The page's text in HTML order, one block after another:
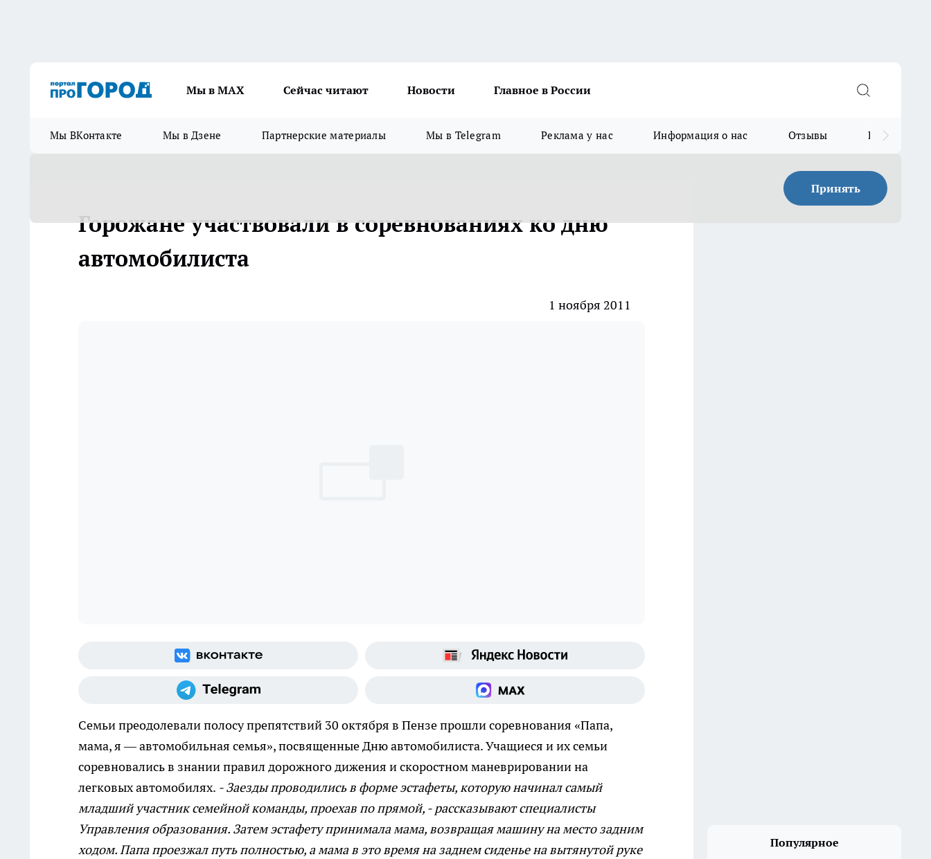
Мы в МАХ Сейчас читают Новости Главное в России
Мы ВКонтакте Мы в Дзене Партнерские материалы Мы в Telegram Реклама у нас Информация о нас Отзывы Прайс для
Принять
Горожане участвовали в соревнованиях ко дню
автомобилиста
1 ноября 2011
Семьи преодолевали полосу препятствий 30 октября в Пензе прошли соревнования «Папа,
мама, я — автомобильная семья», посвященные Дню автомобилиста. Учащиеся и их семьи
соревновались в знании правил дорожного дижения и скоростном маневрировании на
легковых автомобилях. - Заезды проводились в форме эстафеты, которую начинал самый
младший участник семейной команды, проехав по прямой, - рассказывают специалисты
Управления образования. Затем эстафету принимала мама, возвращая машину на место задним
ходом. Папа проезжал путь полностью, а мама в это время на заднем сиденье на вытянутой руке
Популярное